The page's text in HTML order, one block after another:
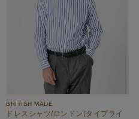
BRITISH MADE
ドレスシャツ/ロンドン(タイプライ